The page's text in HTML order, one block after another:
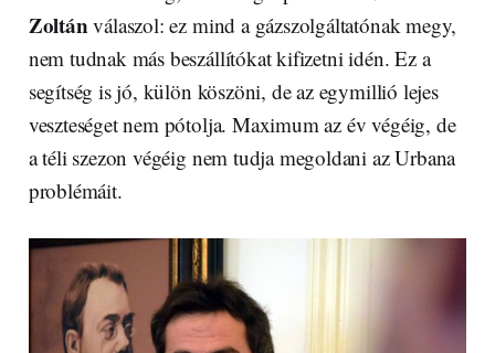
Zoltánválaszol: ez mind a gázszolgáltatónak megy,
nem tudnak más beszállítókat kifizetni idén. Ez a
segítség is jó, külön köszöni, de az egymillió lejes
veszteséget nem pótolja. Maximum az év végéig, de
a téli szezon végéig nem tudja megoldani az Urbana
problémáit.